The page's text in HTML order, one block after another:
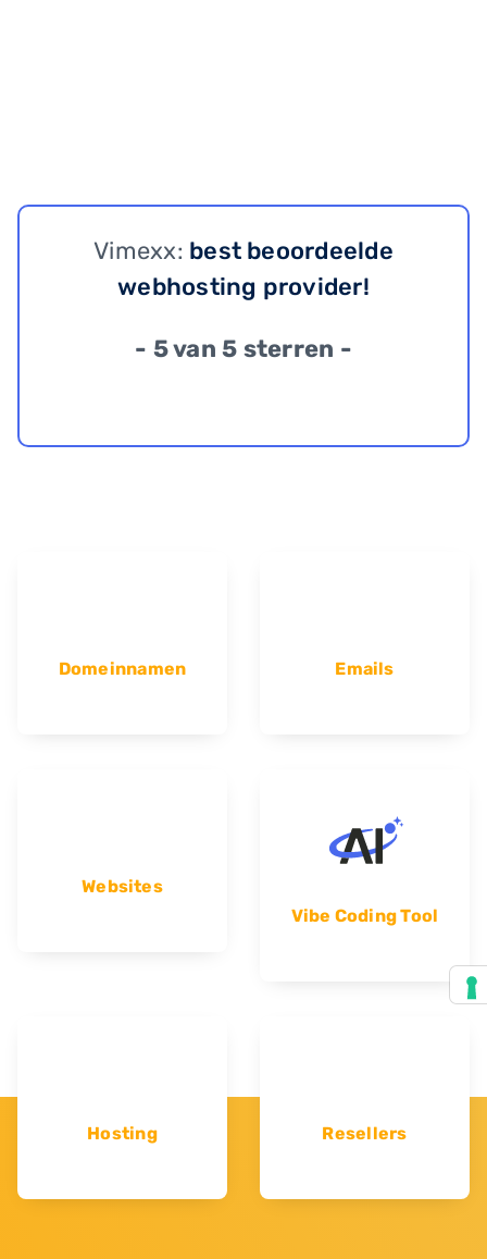
Vimexx: best beoordeelde
webhosting provider!
- 5 van 5 sterren -
Domeinnamen Emails
Websites
Vibe Coding Tool
Hosting Resellers